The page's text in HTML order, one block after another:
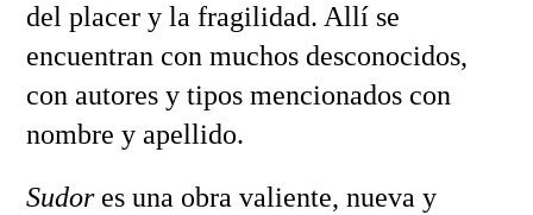
del placer y la fragilidad. Allí se
encuentran con muchos desconocidos,
con autores y tipos mencionados con
nombre y apellido.
Sudores una obra valiente, nueva y